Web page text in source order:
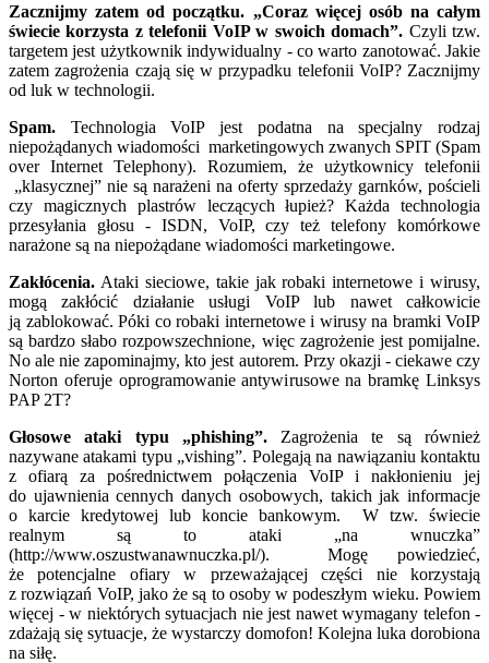
Zacznijmy zatem od początku. „Coraz więcej osób na całym
świecie korzysta z telefonii VoIP w swoich domach”. Czyli tzw.
targetem jest użytkownik indywidualny - co warto zanotować. Jakie
zatem zagrożenia czają się w przypadku telefonii VoIP? Zacznijmy
od luk w technologii.
Spam. Technologia VoIP jest podatna na specjalny rodzaj
niepożądanych wiadomości marketingowych zwanych SPIT (Spam
over Internet Telephony). Rozumiem, że użytkownicy telefonii
„klasycznej” nie są narażeni na oferty sprzedaży garnków, pościeli
czy magicznych plastrów leczących łupież? Każda technologia
przesyłania głosu - ISDN, VoIP, czy też telefony komórkowe
narażone są na niepożądane wiadomości marketingowe.
Zakłócenia. Ataki sieciowe, takie jak robaki internetowe i wirusy,
mogą zakłócić działanie usługi VoIP lub nawet całkowicie
ją zablokować. Póki co robaki internetowe i wirusy na bramki VoIP
są bardzo słabo rozpowszechnione, więc zagrożenie jest pomijalne.
No ale nie zapominajmy, kto jest autorem. Przy okazji - ciekawe czy
Norton oferuje oprogramowanie antywirusowe na bramkę Linksys
PAP 2T?
Głosowe ataki typu „phishing”.Zagrożenia te są również
nazywane atakami typu „vishing”. Polegają na nawiązaniu kontaktu
z ofiarą za pośrednictwem połączenia VoIP i nakłonieniu jej
do ujawnienia cennych danych osobowych, takich jak informacje
o karcie kredytowej lub koncie bankowym. W tzw. świecie
realnym są to ataki „na wnuczka”
(http://www.oszustwanawnuczka.pl/). Mogę powiedzieć,
że potencjalne ofiary w przeważającej części nie korzystają
z rozwiązań VoIP, jako że są to osoby w podeszłym wieku. Powiem
więcej - w niektórych sytuacjach nie jest nawet wymagany telefon -
zdażają się sytuacje, że wystarczy domofon! Kolejna luka dorobiona
na siłę.